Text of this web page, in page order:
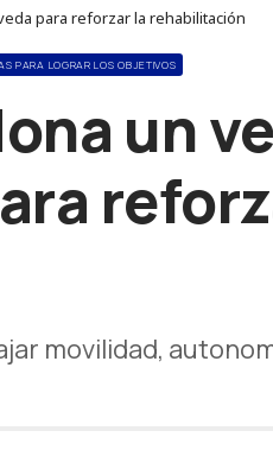
para reforzar la rehabilitación
PARA LOGRAR LOS OBJETIVOS
un
movilidad,